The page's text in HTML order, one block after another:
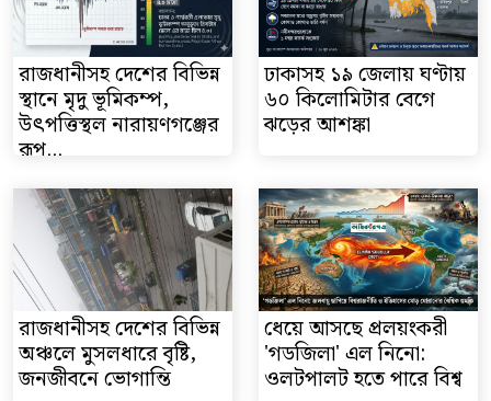
রাজধানীসহ দেশের বিভিন্ন
স্থানে মৃদু ভূমিকম্প,
উৎপত্তিস্থল নারায়ণগঞ্জের
রূপ...
ঢাকাসহ ১৯ জেলায় ঘণ্টায়
৬০ কিলোমিটার বেগে
ঝড়ের আশঙ্কা
রাজধানীসহ দেশের বিভিন্ন
অঞ্চলে মুসলধারে বৃষ্টি,
জনজীবনে ভোগান্তি
ধেয়ে আসছে প্রলয়ংকরী
'গডজিলা' এল নিনো:
ওলটপালট হতে পারে বিশ্ব